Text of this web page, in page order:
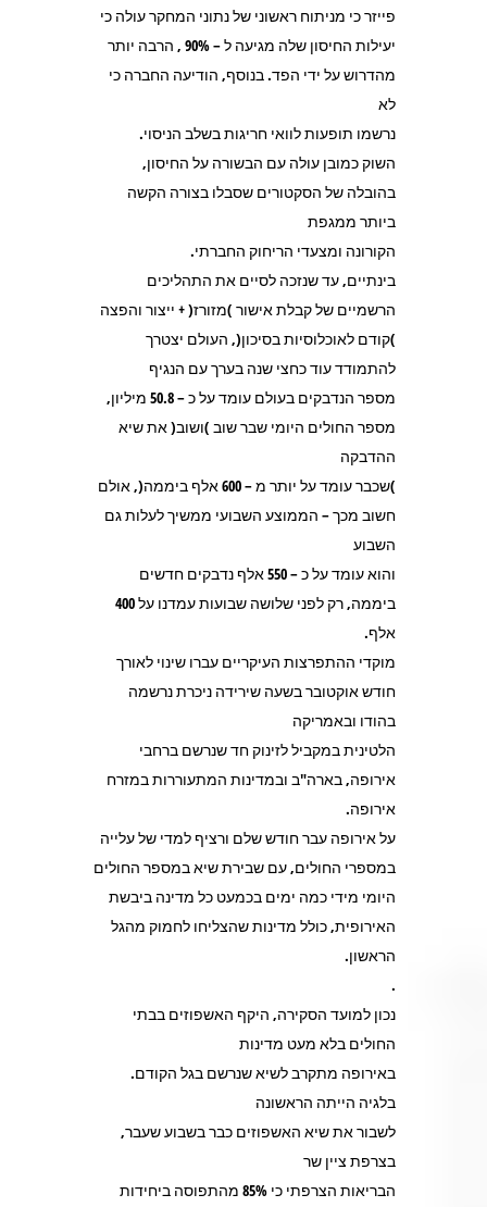
פייזר כי מניתוח ראשוני של נתוני המחקר עולה כי
יעילות החיסון שלה מגיעה ל – 90% , הרבה יותר
מהדרוש על ידי הפד. בנוסף, הודיעה החברה כי
לא
נרשמו תופעות לוואי חריגות בשלב הניסוי.
השוק כמובן עולה עם הבשורה על החיסון,
בהובלה של הסקטורים שסבלו בצורה הקשה
ביותר ממגפת
הקורונה ומצעדי הריחוק החברתי.
בינתיים, עד שנזכה לסיים את התהליכים
הרשמיים של קבלת אישור )מזורז( + ייצור והפצה
)קודם לאוכלוסיות בסיכון(, העולם יצטרך
להתמודד עוד כחצי שנה בערך עם הנגיף
מספר הנדבקים בעולם עומד על כ – 50.8 מיליון,
מספר החולים היומי שבר שוב )ושוב( את שיא
ההדבקה
)שכבר עומד על יותר מ – 600 אלף ביממה(, אולם
חשוב מכך – הממוצע השבועי ממשיך לעלות גם
השבוע
והוא עומד על כ – 550 אלף נדבקים חדשים
ביממה, רק לפני שלושה שבועות עמדנו על 400
אלף.
מוקדי ההתפרצות העיקריים עברו שינוי לאורך
חודש אוקטובר בשעה שירידה ניכרת נרשמה
בהודו ובאמריקה
הלטינית במקביל לזינוק חד שנרשם ברחבי
אירופה, בארה"ב ובמדינות המתעוררות במזרח
אירופה.
על אירופה עבר חודש שלם ורציף למדי של עלייה
במספרי החולים, עם שבירת שיא במספר החולים
היומי מידי כמה ימים בכמעט כל מדינה ביבשת
האירופית, כולל מדינות שהצליחו לחמוק מהגל
הראשון.
.
נכון למועד הסקירה, היקף האשפוזים בבתי
החולים בלא מעט מדינות
באירופה מתקרב לשיא שנרשם בגל הקודם.
בלגיה הייתה הראשונה
לשבור את שיא האשפוזים כבר בשבוע שעבר,
בצרפת ציין שר
הבריאות הצרפתי כי 85% מהתפוסה ביחידות